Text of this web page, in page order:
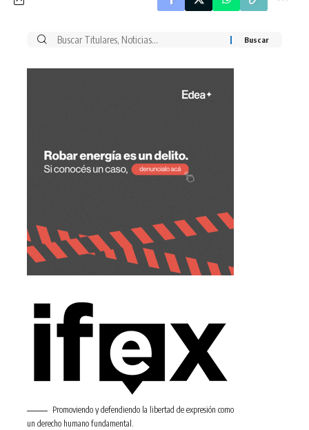
Buscar
Promoviendo y defendiendo la libertad de expresión como
un derecho humano fundamental.